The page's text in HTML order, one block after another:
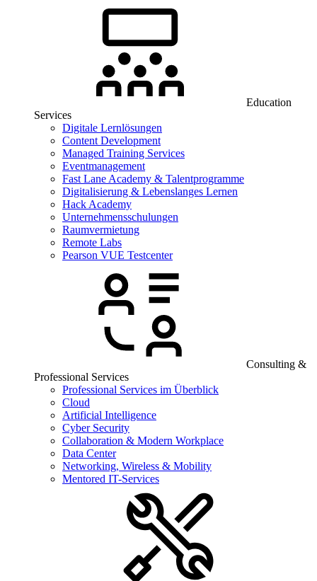
Education
Services
Digitale Lernlösungen
Content Development
Managed Training Services
Eventmanagement
Fast Lane Academy & Talentprogramme
Digitalisierung & Lebenslanges Lernen
Hack Academy
Unternehmensschulungen
Raumvermietung
Remote Labs
Pearson VUE Testcenter
Consulting &
Professional Services
Professional Services im Überblick
Cloud
Artificial Intelligence
Cyber Security
Collaboration & Modern Workplace
Data Center
Networking, Wireless & Mobility
Mentored IT-Services